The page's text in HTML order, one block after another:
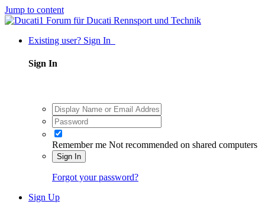
Jump to content
Existing user? Sign In
Sign In
Remember me Not recommended on shared computers
Sign In
Forgot your password?
Sign Up